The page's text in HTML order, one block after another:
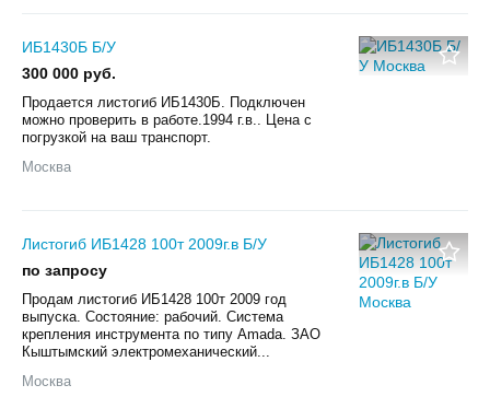
ИБ1430Б Б/У
300 000 руб.
Продается листогиб ИБ1430Б. Подключен
можно проверить в работе.1994 г.в.. Цена с
погрузкой на ваш транспорт.
Москва
Листогиб ИБ1428 100т 2009г.в Б/У
по запросу
Продам листогиб ИБ1428 100т 2009 год
выпуска. Состояние: рабочий. Система
крепления инструмента по типу Amada. ЗАО
Кыштымский электромеханический...
Москва